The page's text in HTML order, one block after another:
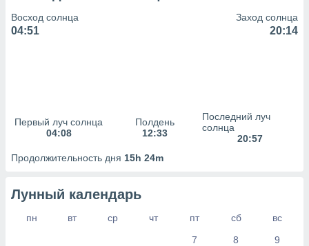
Восход солнца
04:51
Заход солнца
20:14
Первый луч солнца
04:08
Полдень
12:33
Последний луч
солнца
20:57
Продолжительность дня 15h 24m
Лунный календарь
пн вт ср чт пт сб
вс
7
8 9